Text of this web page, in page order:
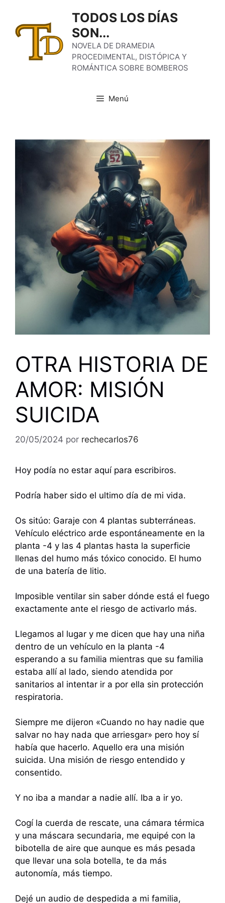
contenido
TODOS LOS DÍAS
SON...
NOVELA DE DRAMEDIA
PROCEDIMENTAL, DISTÓPICA Y
ROMÁNTICA SOBRE BOMBEROS
Menú
OTRA HISTORIA DE
AMOR: MISIÓN
SUICIDA
20/05/2024 por rechecarlos76
Hoy podía no estar aquí para escribiros.
Podría haber sido el ultimo día de mi vida.
Os sitúo: Garaje con 4 plantas subterráneas.
Vehículo eléctrico arde espontáneamente en la
planta -4 y las 4 plantas hasta la superficie
llenas del humo más tóxico conocido. El humo
de una batería de litio.
Imposible ventilar sin saber dónde está el fuego
exactamente ante el riesgo de activarlo más.
Llegamos al lugar y me dicen que hay una niña
dentro de un vehículo en la planta -4
esperando a su familia mientras que su familia
estaba allí al lado, siendo atendida por
sanitarios al intentar ir a por ella sin protección
respiratoria.
Siempre me dijeron «Cuando no hay nadie que
salvar no hay nada que arriesgar» pero hoy sí
había que hacerlo. Aquello era una misión
suicida. Una misión de riesgo entendido y
consentido.
Y no iba a mandar a nadie allí. Iba a ir yo.
Cogí la cuerda de rescate, una cámara térmica
y una máscara secundaria, me equipé con la
bibotella de aire que aunque es más pesada
que llevar una sola botella, te da más
autonomía, más tiempo.
Dejé un audio de despedida a mi familia,